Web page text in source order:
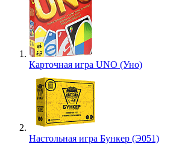
Карточная игра UNO (Уно)
Настольная игра Бункер (Э051)